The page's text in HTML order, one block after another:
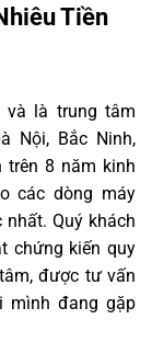
Tiền
và là trung tâm
Nội, Bắc Ninh,
trên 8 năm kinh
các dòng máy
nhất. Quý khách
chứng kiến quy
được tư vấn
mình đang gặp